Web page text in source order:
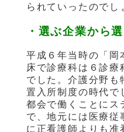
られていったのでし
・選ぶ企業から
平成６年当時の「岡
床で診療科は６診療
でした。介護分野も
置入所制度の時代で
都会で働くことにス
で、地元には医療従
に正看護師よりも准